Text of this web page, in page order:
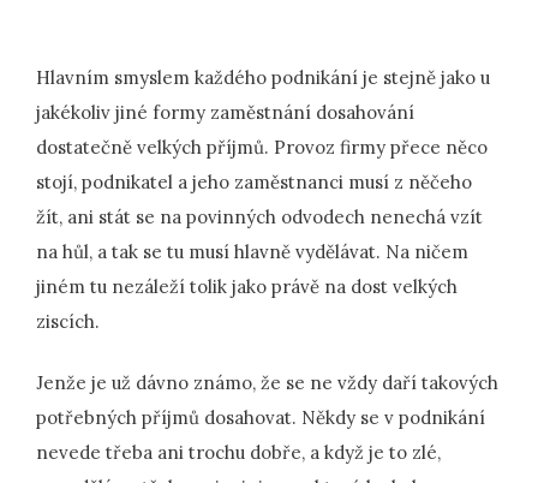
Hlavním smyslem každého podnikání je stejně jako u
jakékoliv jiné formy zaměstnání dosahování
dostatečně velkých příjmů. Provoz firmy přece něco
stojí, podnikatel a jeho zaměstnanci musí z něčeho
žít, ani stát se na povinných odvodech nenechá vzít
na hůl, a tak se tu musí hlavně vydělávat. Na ničem
jiném tu nezáleží tolik jako právě na dost velkých
ziscích.
Jenže je už dávno známo, že se ne vždy daří takových
potřebných příjmů dosahovat. Někdy se v podnikání
nevede třeba ani trochu dobře, a když je to zlé,